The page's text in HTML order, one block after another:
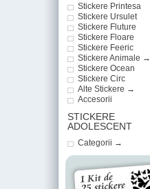
Stickere Printesa
Stickere Ursulet
Stickere Fluture
Stickere Floare
Stickere Feeric
Stickere Animale →
Stickere Ocean
Stickere Circ
Alte Stickere →
Accesorii
STICKERE
ADOLESCENT
Categorii →